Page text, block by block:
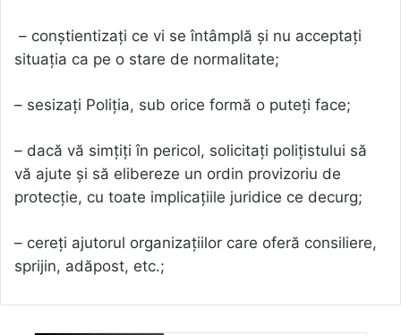
– conștientizați ce vi se întâmplă și nu acceptați
situația ca pe o stare de normalitate;
– sesizaţi Poliția, sub orice formă o puteți face;
– dacă vă simțiți în pericol, solicitați polițistului să
vă ajute și să elibereze un ordin provizoriu de
protecție, cu toate implicațiile juridice ce decurg;
– cereți ajutorul organizațiilor care oferă consiliere,
sprijin, adăpost, etc.;